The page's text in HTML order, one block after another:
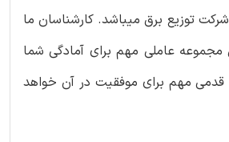
توزیع برق میباشد. کارشناسان ما
مجموعه عاملی مهم برای آمادگی شما
قدمی مهم برای موفقیت در آن خواهد